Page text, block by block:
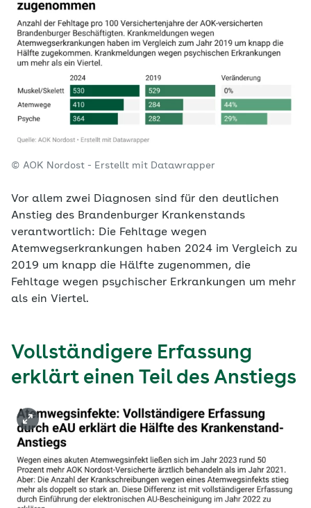
© AOK Nordost - Erstellt mit Datawrapper
Vor allem zwei Diagnosen sind für den deutlichen
Anstieg des Brandenburger Krankenstands
verantwortlich: Die Fehltage wegen
Atemwegserkrankungen haben 2024 im Vergleich zu
2019 um knapp die Hälfte zugenommen, die
Fehltage wegen psychischer Erkrankungen um mehr
als ein Viertel.
Vollständigere Erfassung
erklärt einen Teil des Anstiegs